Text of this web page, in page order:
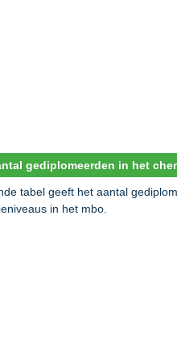
gediplomeerden in het
tabel geeft het aantal
in het mbo.